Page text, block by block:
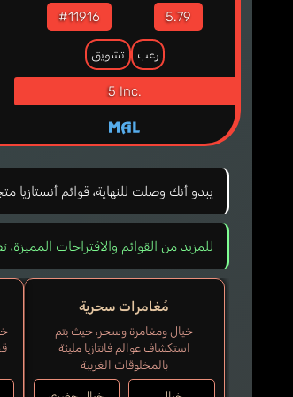
5.79
#11916
رعب تشويق
5 Inc.
يبدو أنك وصلت للنهاية، قوائم أنستازيا
للمزيد من القوائم والاقتراحات
مُغامرات سحرية
خيال ومغامرة وسحر، حيث يتم
استكشاف عوالم فانتازيا مليئة
بالمخلوقات الغريبة